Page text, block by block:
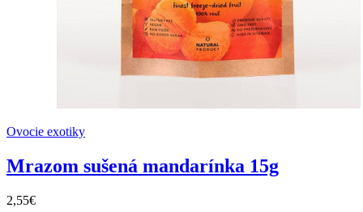
Ovocie exotiky
Mrazom sušená mandarínka 15g
2,55€